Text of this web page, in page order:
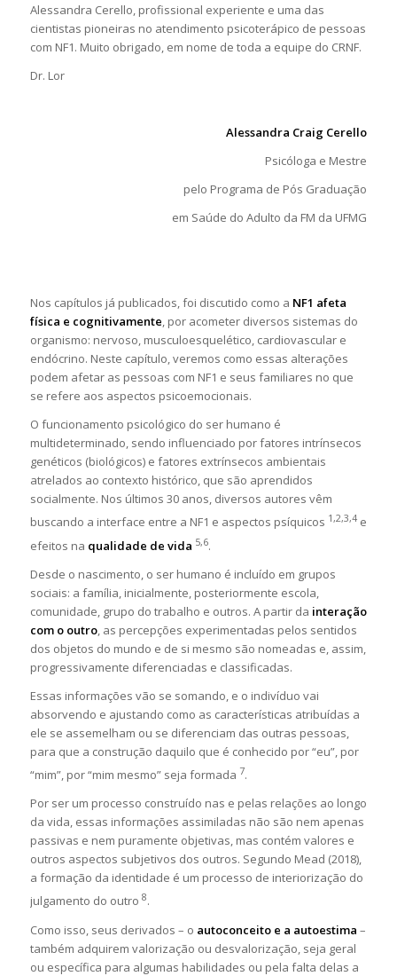
Alessandra Cerello, profissional experiente e uma das
cientistas pioneiras no atendimento psicoterápico de pessoas
com NF1. Muito obrigado, em nome de toda a equipe do CRNF.
Dr. Lor
Alessandra Craig Cerello
Psicóloga e Mestre
pelo Programa de Pós Graduação
em Saúde do Adulto da FM da UFMG
Nos capítulos já publicados, foi discutido como a NF1 afeta
física e cognitivamente, por acometer diversos sistemas do
organismo: nervoso, musculoesquelético, cardiovascular e
endócrino. Neste capítulo, veremos como essas alterações
podem afetar as pessoas com NF1 e seus familiares no que
se refere aos aspectos psicoemocionais.
O funcionamento psicológico do ser humano é
multideterminado, sendo influenciado por fatores intrínsecos
genéticos (biológicos) e fatores extrínsecos ambientais
atrelados ao contexto histórico, que são aprendidos
socialmente. Nos últimos 30 anos, diversos autores vêm
buscando a interface entre a NF1 e aspectos psíquicos 1,2,3,4e
efeitos na qualidade de vida 5,6.
Desde o nascimento, o ser humano é incluído em grupos
sociais: a família, inicialmente, posteriormente escola,
comunidade, grupo do trabalho e outros. A partir da interação
com o outro, as percepções experimentadas pelos sentidos
dos objetos do mundo e de si mesmo são nomeadas e, assim,
progressivamente diferenciadas e classificadas.
Essas informações vão se somando, e o indivíduo vai
absorvendo e ajustando como as características atribuídas a
ele se assemelham ou se diferenciam das outras pessoas,
para que a construção daquilo que é conhecido por “eu”, por
“mim”, por “mim mesmo” seja formada 7.
Por ser um processo construído nas e pelas relações ao longo
da vida, essas informações assimiladas não são nem apenas
passivas e nem puramente objetivas, mas contém valores e
outros aspectos subjetivos dos outros. Segundo Mead (2018),
a formação da identidade é um processo de interiorização do
julgamento do outro 8.
Como isso, seus derivados – o autoconceito e a autoestima –
também adquirem valorização ou desvalorização, seja geral
ou específica para algumas habilidades ou pela falta delas a